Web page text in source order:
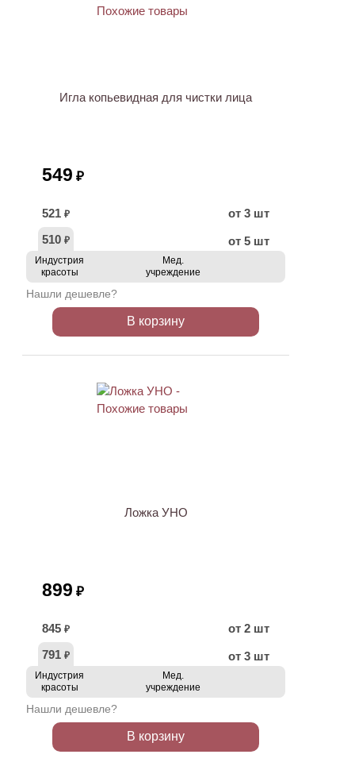
Игла копьевидная для чистки лица
549 ₽
521 ₽
от 3 шт
510 ₽ от 5 шт
Индустрия
красоты
Мед.
учреждение
Нашли дешевле?
В корзину
Ложка УНО
899 ₽
845 ₽
от 2 шт
791 ₽ от 3 шт
Индустрия
красоты
Мед.
учреждение
Нашли дешевле?
В корзину